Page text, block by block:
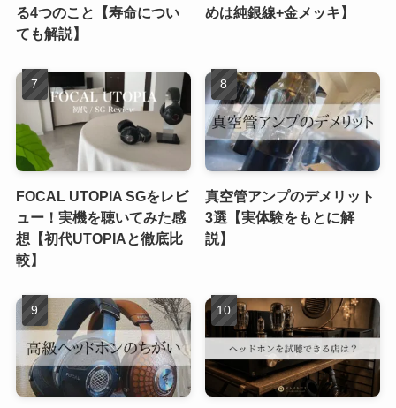
る4つのこと【寿命につい
ても解説】
めは純銀線+金メッキ】
FOCAL UTOPIA SGをレビ
ュー！実機を聴いてみた感
想【初代UTOPIAと徹底比
較】
真空管アンプのデメリット
3選【実体験をもとに解
説】